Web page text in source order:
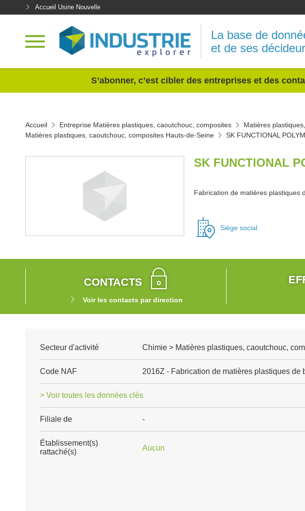
Accueil Usine Nouvelle
La base de
et de ses
S’abonner, c’est cibler des entreprises et des
Accueil Entreprise Matières plastiques, caoutchouc, composites
Matières
Matières plastiques, caoutchouc, composites Hauts-de-Seine
SK FUNCTIONAL
SK FUNCTIONAL
Fabrication de matières plastiques
Siège social
CONTACTS
Voir les contacts par direction
Secteur d'activité Chimie > Matières plastiques, caoutchouc,
Code NAF 2016Z - Fabrication de matières plastiques de
> Voir toutes les données clés
Filiale de -
Établissement(s)
rattaché(s)
Aucun